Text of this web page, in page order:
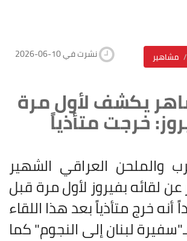
مشاهير 2026-06-10 نشرت في
يكشف لأول مرة
خرجت متأذياً
والملحن العراقي الشهير
لقائه بفيروز لأول مرة قبل
خرج متأذياً بعد هذا اللقاء
لبنان إلى النجوم" كما